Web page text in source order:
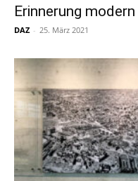
Erinnerung
DAZ - 25. März 2021